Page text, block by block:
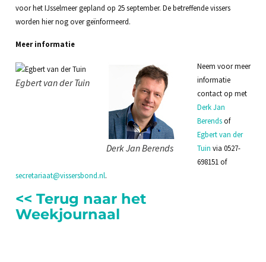
voor het IJsselmeer gepland op 25 september. De betreffende vissers
worden hier nog over geïnformeerd.
Meer informatie
Egbert van der Tuin
Derk Jan Berends
Neem voor meer
informatie
contact op met
Derk Jan
Berendsof
Egbert van der
Tuin via 0527-
698151 of
secretariaat@vissersbond.nl.
<< Terug naar het
Weekjournaal